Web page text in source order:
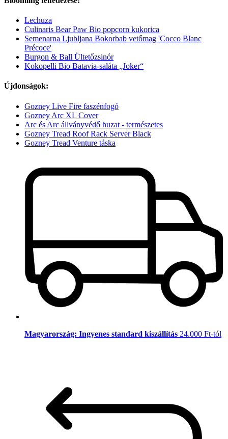
Lechuza
Culinaris Bear Paw Bio popcorn kukorica
Semenarna Ljubljana Bokorbab vetőmag 'Cocco Blanc
Précoce'
Burgon & Ball Ültetőzsinór
Kokopelli Bio Batavia-saláta „Joker“
Újdonságok:
Gozney Live Fire faszénfogó
Gozney Arc XL Cover
Arc és Arc állványvédő huzat - természetes
Gozney Tread Roof Rack Server Black
Gozney Tread Venture táska
Magyarország: Ingyenes standard kiszállítás 24.000 Ft-tól